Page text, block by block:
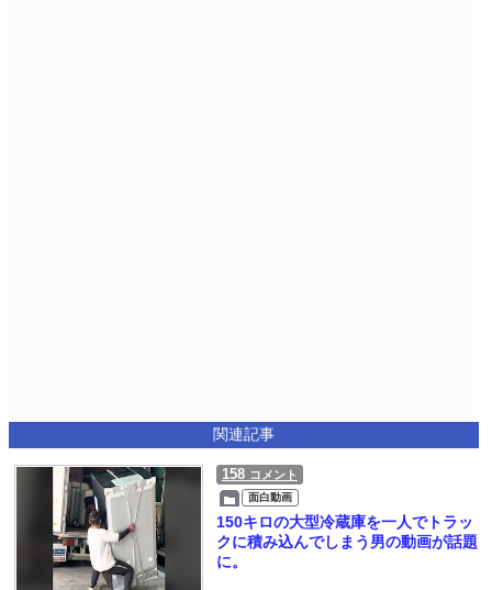
関連記事
158 コメント
面白動画
150キロの大型冷蔵庫を一人でトラッ
クに積み込んでしまう男の動画が話題
に。